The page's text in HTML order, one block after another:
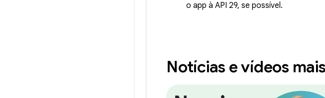
o app à API 29, se possível.
Notícias e vídeos